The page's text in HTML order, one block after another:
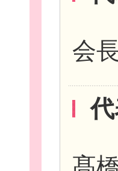
イ
助
会